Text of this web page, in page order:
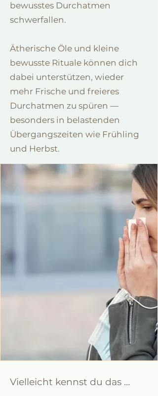
bewusstes Durchatmen
schwerfallen.
Ätherische Öle und kleine
bewusste Rituale können dich
dabei unterstützen, wieder
mehr Frische und freieres
Durchatmen zu spüren —
besonders in belastenden
Übergangszeiten wie Frühling
und Herbst.
Vielleicht kennst du das …